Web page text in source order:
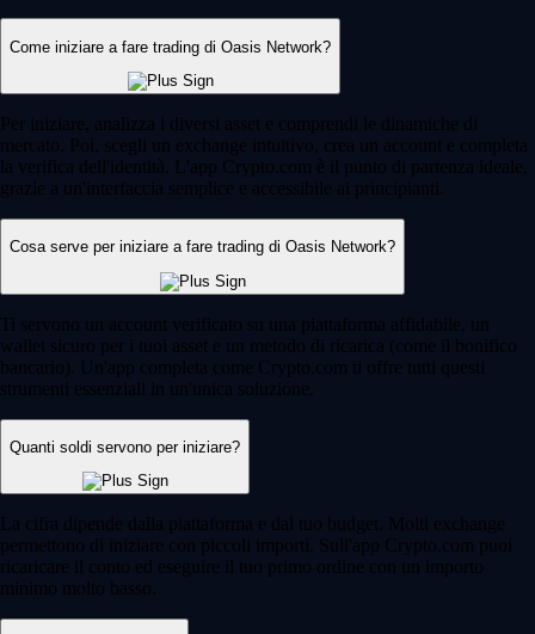
Come iniziare a fare trading di Oasis Network?
Per iniziare, analizza i diversi asset e comprendi le dinamiche di
mercato. Poi, scegli un exchange intuitivo, crea un account e completa
la verifica dell'identità. L'app Crypto.com è il punto di partenza ideale,
grazie a un'interfaccia semplice e accessibile ai principianti.
Cosa serve per iniziare a fare trading di Oasis Network?
Ti servono un account verificato su una piattaforma affidabile, un
wallet sicuro per i tuoi asset e un metodo di ricarica (come il bonifico
bancario). Un'app completa come Crypto.com ti offre tutti questi
strumenti essenziali in un'unica soluzione.
Quanti soldi servono per iniziare?
La cifra dipende dalla piattaforma e dal tuo budget. Molti exchange
permettono di iniziare con piccoli importi. Sull'app Crypto.com puoi
ricaricare il conto ed eseguire il tuo primo ordine con un importo
minimo molto basso.